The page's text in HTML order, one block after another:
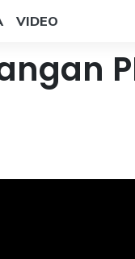
VIDEO